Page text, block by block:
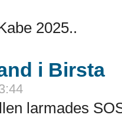
2025..
i Birsta
larmades